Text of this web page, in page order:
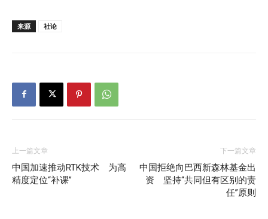
来源 社论
上一篇文章
中国加速推动RTK技术 为高
精度定位“补课”
下一篇文章
中国拒绝向巴西新森林基金出
资 坚持“共同但有区别的责
任”原则